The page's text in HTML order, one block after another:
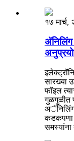
१७ मार्च,
सारख्या
फॉइल
गुळगुळीत
कडकपणा